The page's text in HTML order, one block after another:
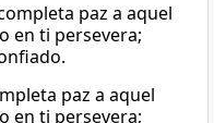
paz a aquel
en ti persevera;
paz a aquel
en ti persevera;